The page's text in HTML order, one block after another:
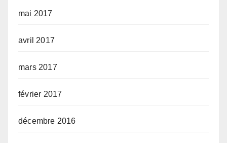
mai 2017
avril 2017
mars 2017
février 2017
décembre 2016